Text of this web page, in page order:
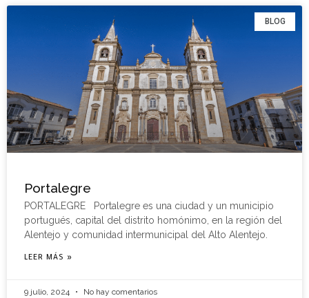
BLOG
Portalegre
PORTALEGRE Portalegre es una ciudad y un municipio
portugués, capital del distrito homónimo, en la región del
Alentejo y comunidad intermunicipal del Alto Alentejo.
LEER MÁS »
9 julio, 2024 No hay comentarios